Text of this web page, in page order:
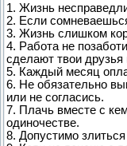
1. Жизнь
2. Если
3. Жизнь слишком
4. Работа не
сделают твои друзья
5. Каждый месяц
6. Не обязательно
или не согласись.
7. Плачь вместе с
одиночестве.
8. Допустимо